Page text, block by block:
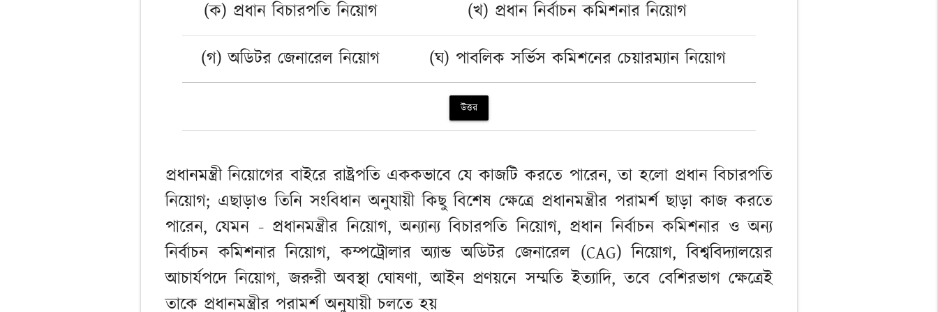
(ক) প্রধান বিচারপতি নিয়োগ
(খ) প্রধান নির্বাচন কমিশনার নিয়োগ
(গ) অডিটর জেনারেল নিয়োগ
(ঘ) পাবলিক সর্ভিস কমিশনের চেয়ারম্যান নিয়োগ
উত্তর
প্রধানমন্ত্রী নিয়োগের বাইরে রাষ্ট্রপতি এককভাবে যে কাজটি করতে পারেন, তা হলো প্রধান বিচারপতি
নিয়োগ; এছাড়াও তিনি সংবিধান অনুযায়ী কিছু বিশেষ ক্ষেত্রে প্রধানমন্ত্রীর পরামর্শ ছাড়া কাজ করতে
পারেন, যেমন - প্রধানমন্ত্রীর নিয়োগ, অন্যান্য বিচারপতি নিয়োগ, প্রধান নির্বাচন কমিশনার ও অন্য
নির্বাচন কমিশনার নিয়োগ, কম্পট্রোলার অ্যান্ড অডিটর জেনারেল (CAG) নিয়োগ, বিশ্ববিদ্যালয়ের
আচার্যপদে নিয়োগ, জরুরী অবস্থা ঘোষণা, আইন প্রণয়নে সম্মতি ইত্যাদি, তবে বেশিরভাগ ক্ষেত্রেই
তাকে প্রধানমন্ত্রীর পরামর্শ অনুযায়ী চলতে হয়